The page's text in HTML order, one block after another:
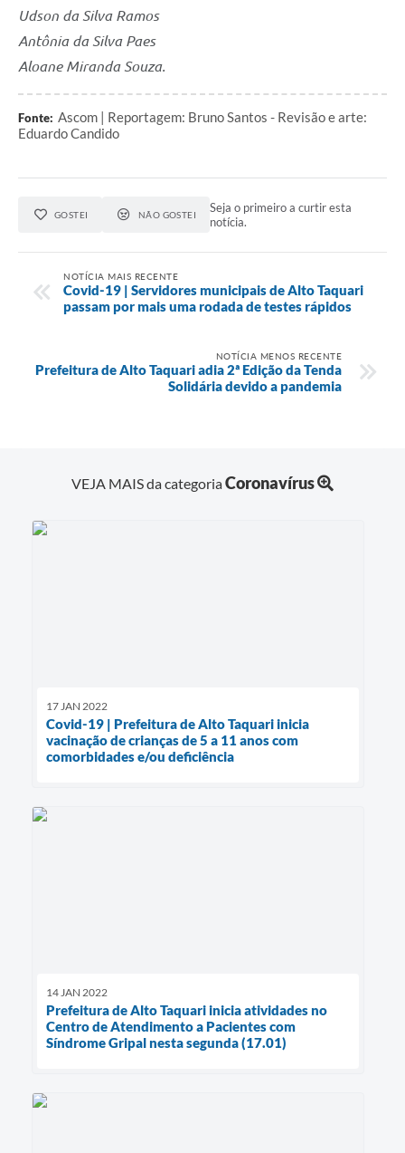
Udson da Silva Ramos
Antônia da Silva Paes
Aloane Miranda Souza.
Fonte: Ascom | Reportagem: Bruno Santos - Revisão e arte:
Eduardo Candido
GOSTEI NÃO GOSTEI
Seja o primeiro a curtir esta
notícia.
NOTÍCIA MAIS RECENTE
Covid-19 | Servidores municipais de Alto Taquari
passam por mais uma rodada de testes rápidos
NOTÍCIA MENOS RECENTE
Prefeitura de Alto Taquari adia 2ª Edição da Tenda
Solidária devido a pandemia
VEJA MAIS da categoriaCoronavírus
17 JAN 2022
Covid-19 | Prefeitura de Alto Taquari inicia
vacinação de crianças de 5 a 11 anos com
comorbidades e/ou deficiência
14 JAN 2022
Prefeitura de Alto Taquari inicia atividades no
Centro de Atendimento a Pacientes com
Síndrome Gripal nesta segunda (17.01)